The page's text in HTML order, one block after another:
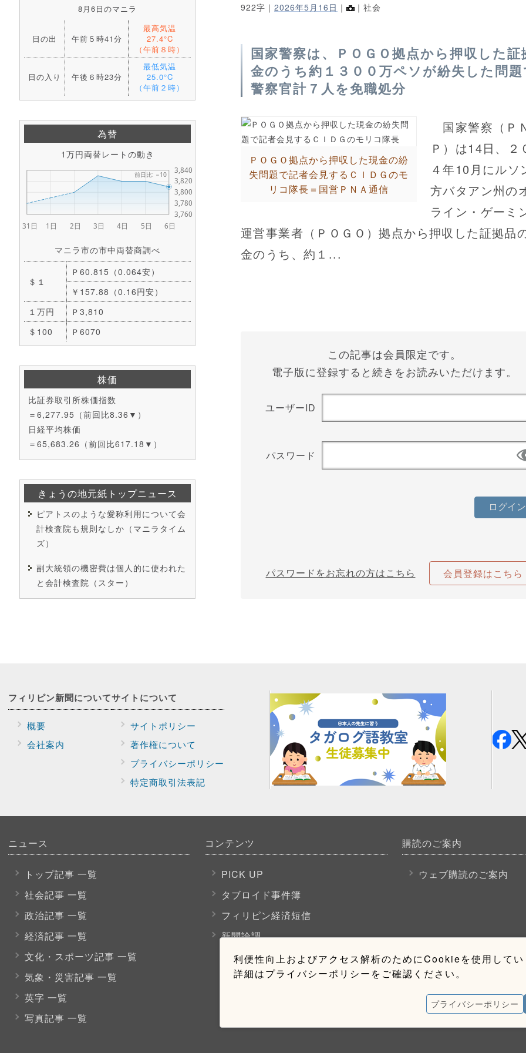
8月6日のマニラ
日の出 午前５時41分
最高気温
27.4°C
（午前８時）
日の入り 午後６時23分
最低気温
25.0°C
（午前２時）
為替
1万円両替レートの動き
マニラ市の市中両替商調べ
＄１
Ｐ60.815（0.064安）
￥157.88（0.16円安）
１万円
Ｐ3,810
＄100
Ｐ6070
株価
比証券取引所株価指数
＝6,277.95（前回比8.36▼）
日経平均株価
＝65,683.26（前回比617.18▼）
きょうの地元紙トップニュース
ピアトスのような愛称利用について会
計検査院も規則なしか（マニラタイム
ズ）
副大統領の機密費は個人的に使われた
と会計検査院（スター）
922字｜ 2026年5月16日 ｜ ｜社会
国家警察は、ＰＯＧＯ拠点から押収した証
金のうち約１３００万ペソが紛失した問
警察官計７人を免職処分
ＰＯＧＯ拠点から押収した現金の紛
失問題で記者会見するＣＩＤＧのモ
リコ隊長＝国営ＰＮＡ通信
国家警察（Ｐ
Ｐ）は14日、２
４年10月にルソ
方バタアン州の
ライン・ゲーミ
運営事業者（ＰＯＧＯ）拠点から押収した証拠品
金のうち、約１...
この記事は会員限定です。
電子版に登録すると続きをお読みいただけます。
ユーザーID
パスワード
パスワードをお忘れの方はこちら 会員登録はこちら
利便性向上およびアクセス解析のためにCookieを使用して
詳細はプライバシーポリシーをご確認ください。
プライバシーポリシー
フィリピン新聞について
概要
会社案内
サイトについて
サイトポリシー
著作権について
プライバシーポリシー
特定商取引法表記
ニュース
トップ記事 一覧
社会記事 一覧
政治記事 一覧
経済記事 一覧
文化・スポーツ記事 一覧
気象・災害記事 一覧
英字 一覧
写真記事 一覧
コンテンツ
PICK UP
タブロイド事件簿
フィリピン経済短信
新聞論調
購読のご案内
ウェブ購読のご案内